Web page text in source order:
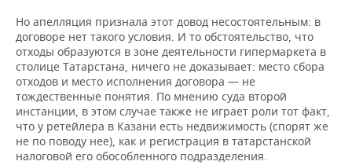
Но апелляция признала этот довод несостоятельным: в
договоре нет такого условия. И то обстоятельство, что
отходы образуются в зоне деятельности гипермаркета в
столице Татарстана, ничего не доказывает: место сбора
отходов и место исполнения договора — не
тождественные понятия. По мнению суда второй
инстанции, в этом случае также не играет роли тот факт,
что у ретейлера в Казани есть недвижимость (спорят же
не по поводу нее), как и регистрация в татарстанской
налоговой его обособленного подразделения.